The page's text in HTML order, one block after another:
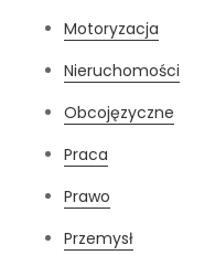
Motoryzacja
Nieruchomości
Obcojęzyczne
Praca
Prawo
Przemysł